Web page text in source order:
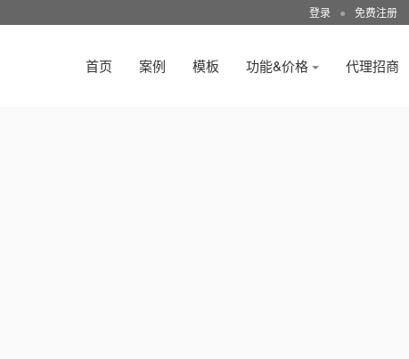
登录 ● 免费注册
首页 案例 模板 功能&价格 代理招商